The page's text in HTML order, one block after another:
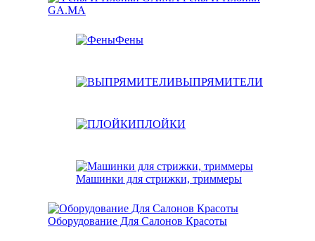
GA.MA
Фены
ВЫПРЯМИТЕЛИ
ПЛОЙКИ
Машинки для стрижки, триммеры
Оборудование Для Салонов Красоты